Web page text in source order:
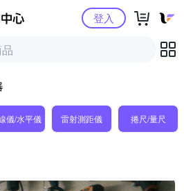
Yahoo購物中心登入
儀/水平儀 雷射測距儀 捲尺/量尺